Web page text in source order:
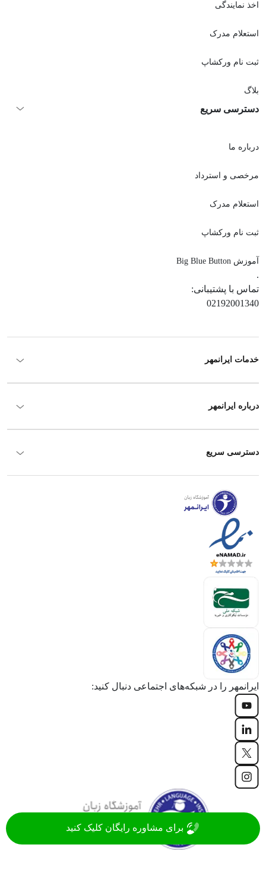
اخذ نمايندگی
استعلام مدرک
ثبت نام ورکشاپ
بلاگ
دسترسی سریع
درباره ما
مرخصی و استرداد
استعلام مدرک
ثبت نام ورکشاپ
آموزش Big Blue Button
.
تماس با پشتیبانی:
02192001340
خدمات ایرانمهر
درباره ایرانمهر
دسترسی سریع
ایرانمهر را در شبکه‌های اجتماعی دنبال کنید:
برای مشاوره رایگان کلیک کنید